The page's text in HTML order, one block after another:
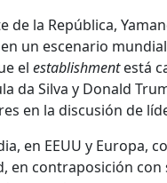
la República,
un escenario
el establishmentestá
da Silva y Donald
en la discusión de
en EEUU y Europa,
en contraposición con